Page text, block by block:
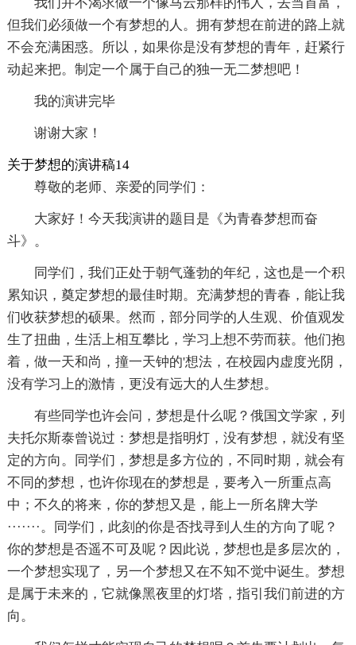
我们并不渴求做一个像马云那样的伟人，去当首富，
但我们必须做一个有梦想的人。拥有梦想在前进的路上就
不会充满困惑。所以，如果你是没有梦想的青年，赶紧行
动起来把。制定一个属于自己的独一无二梦想吧！
我的演讲完毕
谢谢大家！
关于梦想的演讲稿14
尊敬的老师、亲爱的同学们：
大家好！今天我演讲的题目是《为青春梦想而奋
斗》。
同学们，我们正处于朝气蓬勃的年纪，这也是一个积
累知识，奠定梦想的最佳时期。充满梦想的青春，能让我
们收获梦想的硕果。然而，部分同学的人生观、价值观发
生了扭曲，生活上相互攀比，学习上想不劳而获。他们抱
着，做一天和尚，撞一天钟的'想法，在校园内虚度光阴，
没有学习上的激情，更没有远大的人生梦想。
有些同学也许会问，梦想是什么呢？俄国文学家，列
夫托尔斯泰曾说过：梦想是指明灯，没有梦想，就没有坚
定的方向。同学们，梦想是多方位的，不同时期，就会有
不同的梦想，也许你现在的梦想是，要考入一所重点高
中；不久的将来，你的梦想又是，能上一所名牌大学
·······。同学们，此刻的你是否找寻到人生的方向了呢？
你的梦想是否遥不可及呢？因此说，梦想也是多层次的，
一个梦想实现了，另一个梦想又在不知不觉中诞生。梦想
是属于未来的，它就像黑夜里的灯塔，指引我们前进的方
向。